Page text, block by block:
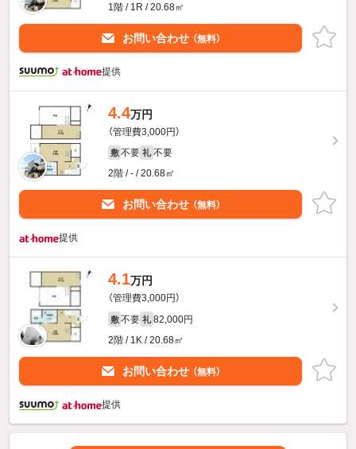
1階 / 1R / 20.68㎡
お問い合わせ （無料）
提供
4.4万円
（管理費3,000円）
敷 不要 礼 不要
2階 / - / 20.68㎡
お問い合わせ （無料）
提供
4.1万円
（管理費3,000円）
敷 不要 礼 82,000円
2階 / 1K / 20.68㎡
お問い合わせ （無料）
提供